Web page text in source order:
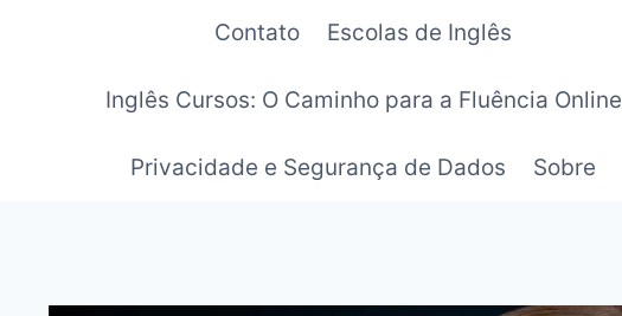
Contato Escolas de Inglês
Inglês Cursos: O Caminho para a Fluência Online
Privacidade e Segurança de Dados Sobre